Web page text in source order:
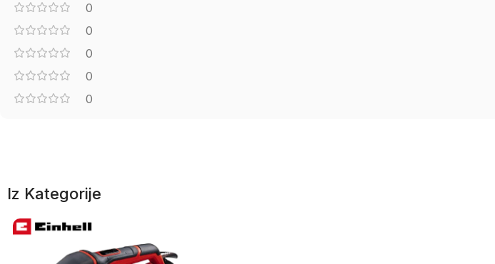
0
0
0
0
0
Iz Kategorije